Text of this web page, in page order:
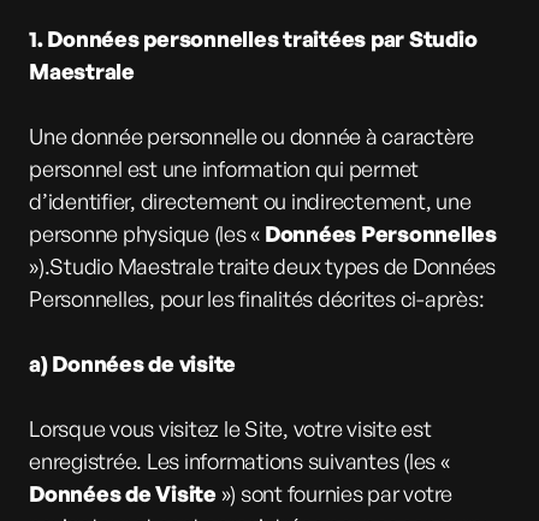
1. Données personnelles traitées par Studio
Maestrale
Une donnée personnelle ou donnée à caractère
personnel est une information qui permet
d’identifier, directement ou indirectement, une
personne physique (les « Données Personnelles
»).Studio Maestrale traite deux types de Données
Personnelles, pour les finalités décrites ci-après:
a) Données de visite
Lorsque vous visitez le Site, votre visite est
enregistrée. Les informations suivantes (les «
Données de Visite») sont fournies par votre